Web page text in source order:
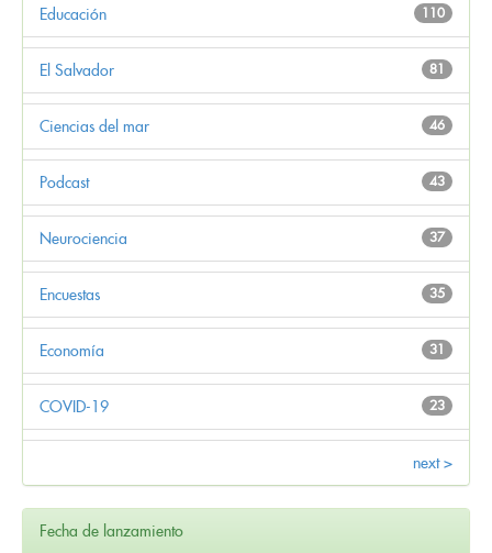
110
Educación
81
El Salvador
46
Ciencias del mar
43
Podcast
37
Neurociencia
35
Encuestas
31
Economía
23
COVID-19
next >
Fecha de lanzamiento